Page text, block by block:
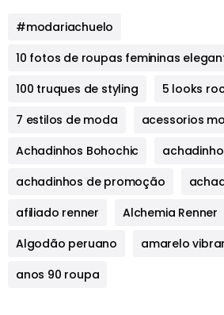
#modariachuelo
10 fotos de roupas femininas
100 truques de styling
5 looks
7 estilos de moda
acessorios
Achadinhos Bohochic
achadinhos de promoção
afiliado renner
Alchemia Renner
Algodão peruano
amarelo
anos 90 roupa